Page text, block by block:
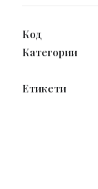
Enjoy
Код
Категории
Етикети